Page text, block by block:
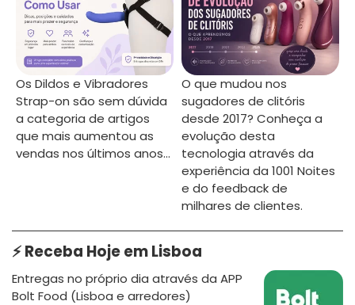
Os Dildos e Vibradores
Strap-on são sem dúvida
a categoria de artigos
que mais aumentou as
vendas nos últimos anos...
O que mudou nos
sugadores de clitóris
desde 2017? Conheça a
evolução desta
tecnologia através da
experiência da 1001 Noites
e do feedback de
milhares de clientes.
⚡ Receba Hoje em Lisboa
Entregas no próprio dia através da APP
Bolt Food (Lisboa e arredores)